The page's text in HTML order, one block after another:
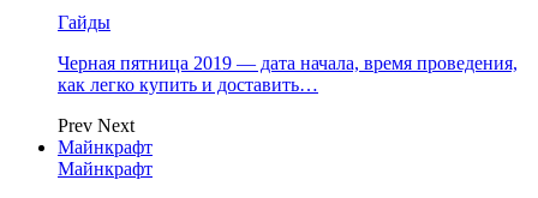
Гайды
Черная пятница 2019 — дата начала, время проведения,
как легко купить и доставить…
Prev Next
Майнкрафт
Майнкрафт